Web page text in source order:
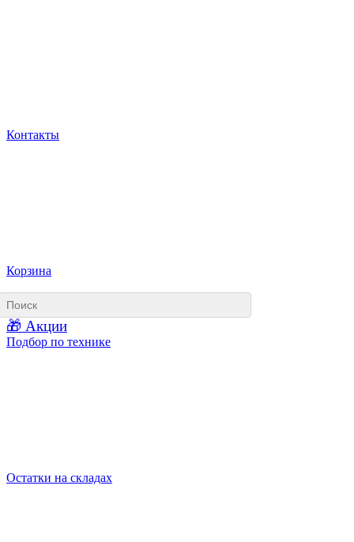
Контакты
Корзина
🎁 Акции
Подбор по технике
Остатки на складах